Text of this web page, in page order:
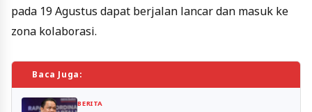
pada 19 Agustus dapat berjalan lancar dan masuk ke
zona kolaborasi.
Baca Juga:
BERITA